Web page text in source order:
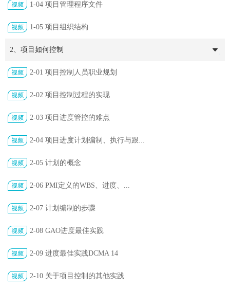
1-04 项目管理程序文件
1-05 项目组织结构
2、项目如何控制
2-01 项目控制人员职业规划
2-02 项目控制过程的实现
2-03 项目进度管控的难点
2-04 项目进度计划编制、执行与跟...
2-05 计划的概念
2-06 PMI定义的WBS、进度、...
2-07 计划编制的步骤
2-08 GAO进度最佳实践
2-09 进度最佳实践DCMA 14
2-10 关于项目控制的其他实践